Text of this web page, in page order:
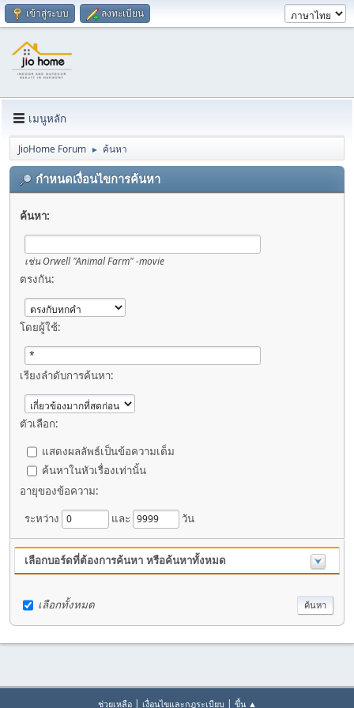
เข้าสู่ระบบ ลงทะเบียน
เมนูหลัก
JioHome Forum ► ค้นหา
กำหนดเงื่อนไขการค้นหา
ค้นหา:
เช่นOrwell "Animal Farm" -movie
ตรงกัน:
โดยผู้ใช้:
เรียงลำดับการค้นหา:
ตัวเลือก:
แสดงผลลัพธ์เป็นข้อความเต็ม
ค้นหาในหัวเรื่องเท่านั้น
อายุของข้อความ:
ระหว่าง
และ วัน
เลือกบอร์ดที่ต้องการค้นหา หรือค้นหาทั้งหมด
เลือกทั้งหมด
ช่วยเหลือ| เงื่อนไขและกฎระเบียบ | ขึ้น ▲